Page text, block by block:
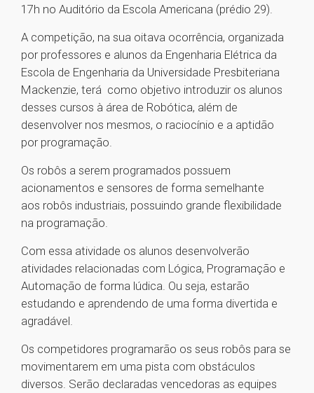
17h no Auditório da Escola Americana (prédio 29).
A competição, na sua oitava ocorrência, organizada
por professores e alunos da Engenharia Elétrica da
Escola de Engenharia da Universidade Presbiteriana
Mackenzie, terá como objetivo introduzir os alunos
desses cursos à área de Robótica, além de
desenvolver nos mesmos, o raciocínio e a aptidão
por programação.
Os robôs a serem programados possuem
acionamentos e sensores de forma semelhante
aos robôs industriais, possuindo grande flexibilidade
na programação.
Com essa atividade os alunos desenvolverão
atividades relacionadas com Lógica, Programação e
Automação de forma lúdica. Ou seja, estarão
estudando e aprendendo de uma forma divertida e
agradável.
Os competidores programarão os seus robôs para se
movimentarem em uma pista com obstáculos
diversos. Serão declaradas vencedoras as equipes